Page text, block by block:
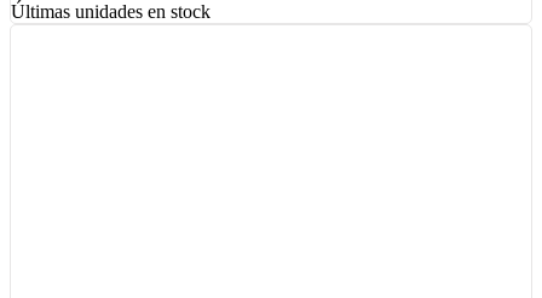
Últimas unidades en stock